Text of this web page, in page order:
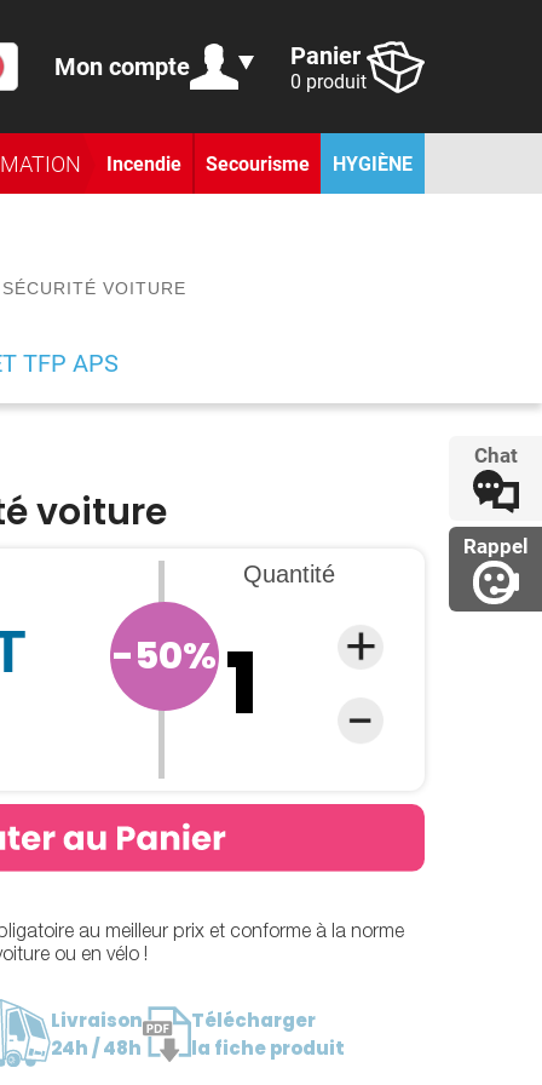
Chat
Rappel
Mon compte Panier
0 produit
Incendie Secourisme HYGIÈNE
VOITURE
TFP APS
voiture
-50%
Quantité
au meilleur prix et conforme à la norme
ou en vélo !
Livraison
24h / 48h
Télécharger
la fiche produit